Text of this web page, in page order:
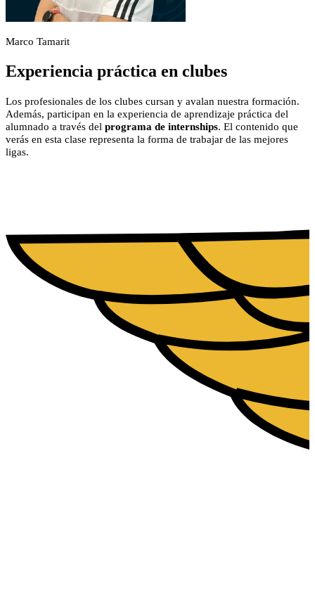
Marco Tamarit
Experiencia práctica en clubes
Los profesionales de los clubes cursan y avalan nuestra formación.
Además, participan en la experiencia de aprendizaje práctica del
alumnado a través del programa de internships. El contenido que
verás en esta clase representa la forma de trabajar de las mejores
ligas.